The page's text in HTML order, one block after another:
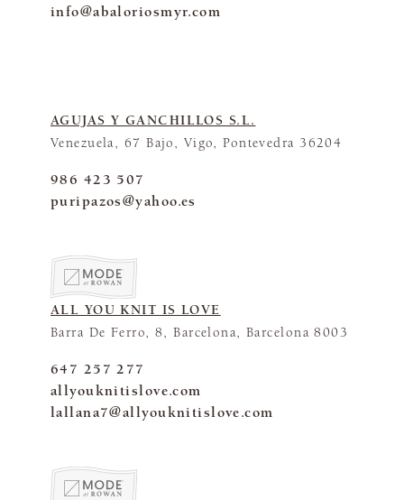
info@abaloriosmyr.com
AGUJAS Y GANCHILLOS S.L.
Venezuela, 67 Bajo, Vigo, Pontevedra 36204
986 423 507
puripazos@yahoo.es
ALL YOU KNIT IS LOVE
Barra De Ferro, 8, Barcelona, Barcelona 8003
647 257 277
allyouknitislove.com
lallana7@allyouknitislove.com